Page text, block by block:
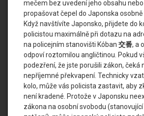
mečem bez uvedení jeho obsahu
propašovat čepel do Japonska osobně
Když navštívíte Japonsko, přijdete do
policistou maximálně při dotazu na
na policejním stanovišti Kóban 交番, a
odpoví roztomilou angličtinou. Pokud
podezření, že jste porušili zákon, čeká
nepříjemné překvapení. Technicky
kolo, může vás policista zastavit, aby
není kradené. Protože v Japonsku
zákona na osobní svobodu